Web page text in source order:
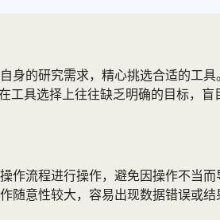
的研究需求，精心挑选合适的工
具选择上往往缺乏明确的目标，
流程进行操作，避免因操作不当
意性较大，容易出现数据错误或结